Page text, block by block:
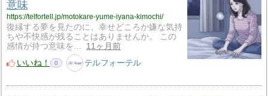
意味
https://telfortell.jp/motokare-yume-iyana-kimochi/
復縁する夢を見たのに、幸せどころか嫌な気持
ちや不快感が残ることはありませんか。 この
感情が持つ意味を…
11ヶ月前
いいね！
0 テルフォーテル